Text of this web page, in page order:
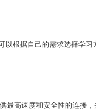
根据自己的需求选择学习
最高速度和安全性的连接，